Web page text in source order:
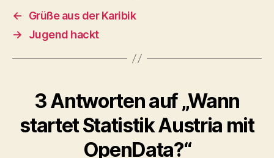
←
Grüße aus der Karibik
→
Jugend hackt
3 Antworten auf „Wann
startet Statistik Austria mit
OpenData?“